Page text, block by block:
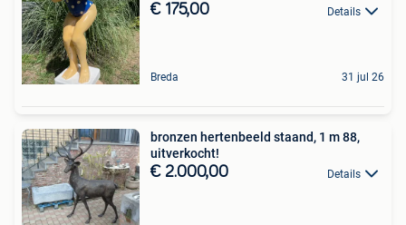
€ 175,00 Details
Breda 31 jul 26
bronzen hertenbeeld staand, 1 m 88,
uitverkocht!
€ 2.000,00 Details